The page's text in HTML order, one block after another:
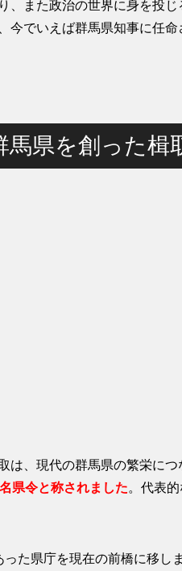
、また政治の世界に身を投じ
今でいえば群馬県知事に任命
馬県を創った楫
は、現代の群馬県の繁栄につ
県令と称されました。代表
た県庁を現在の前橋に移し